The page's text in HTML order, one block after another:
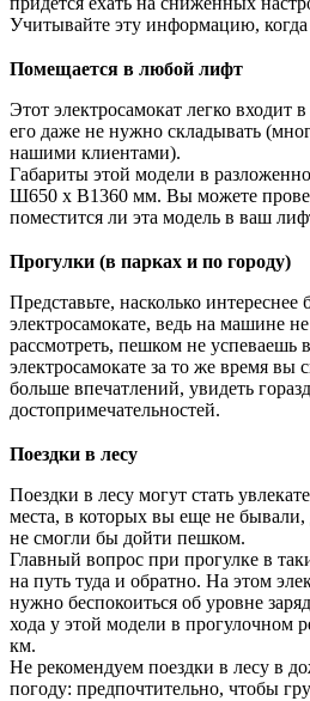
Учитывайте эту информацию, когда
Помещается в любой лифт
Этот электросамокат легко входит
его даже не нужно складывать
нашими клиентами).
Габариты этой модели в
Ш650 х В1360 мм. Вы можете
поместится ли эта модель в ваш
Прогулки (в парках и по городу)
Представьте, насколько интереснее
электросамокате, ведь на машине
рассмотреть, пешком не успеваешь
электросамокате за то же время вы
больше впечатлений, увидеть
достопримечательностей.
Поездки в лесу
Поездки в лесу могут стать
места, в которых вы еще не
не смогли бы дойти пешком.
Главный вопрос при прогулке в
на путь туда и обратно. На этом
нужно беспокоиться об уровне
хода у этой модели в прогулочном
км.
Не рекомендуем поездки в лесу в
погоду: предпочтительно, чтобы